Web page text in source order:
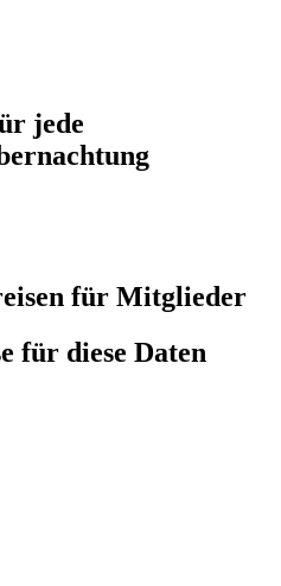
jede
für Mitglieder
für diese Daten